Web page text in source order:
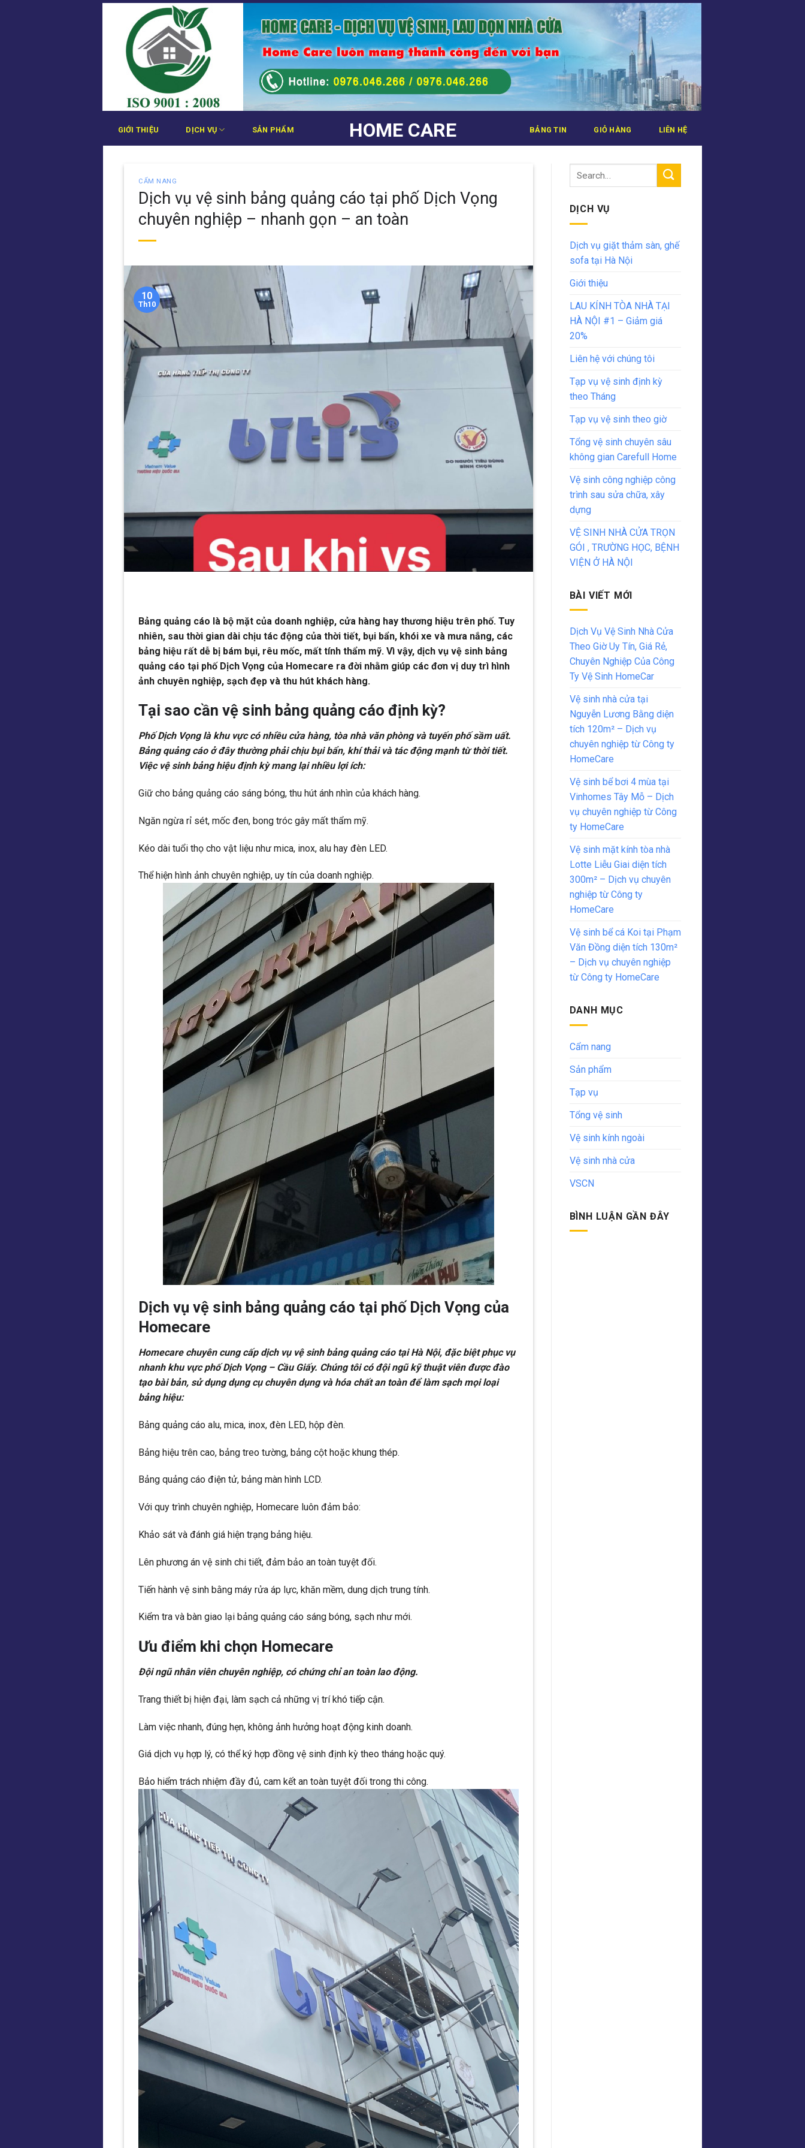
Bỏ
HOME CARE
GIỚI THIỆU DỊCH VỤ SẢN PHẨM BẢNG TIN GIỎ HÀNG LIÊN HỆ
CẨM NANG
Dịch vụ vệ sinh bảng quảng cáo tại phố Dịch Vọng
chuyên nghiệp – nhanh gọn – an toàn
10
Th10
Bảng quảng cáo là bộ mặt của doanh nghiệp, cửa hàng hay thương hiệu trên phố. Tuy
nhiên, sau thời gian dài chịu tác động của thời tiết, bụi bẩn, khói xe và mưa nắng, các
bảng hiệu rất dễ bị bám bụi, rêu mốc, mất tính thẩm mỹ. Vì vậy, dịch vụ vệ sinh bảng
quảng cáo tại phố Dịch Vọng của Homecare ra đời nhằm giúp các đơn vị duy trì hình
ảnh chuyên nghiệp, sạch đẹp và thu hút khách hàng.
Tại sao cần vệ sinh bảng quảng cáo định kỳ?
Phố Dịch Vọng là khu vực có nhiều cửa hàng, tòa nhà văn phòng và tuyến phố sầm uất.
Bảng quảng cáo ở đây thường phải chịu bụi bẩn, khí thải và tác động mạnh từ thời tiết.
Việc vệ sinh bảng hiệu định kỳ mang lại nhiều lợi ích:
Giữ cho bảng quảng cáo sáng bóng, thu hút ánh nhìn của khách hàng.
Ngăn ngừa rỉ sét, mốc đen, bong tróc gây mất thẩm mỹ.
Kéo dài tuổi thọ cho vật liệu như mica, inox, alu hay đèn LED.
Thể hiện hình ảnh chuyên nghiệp, uy tín của doanh nghiệp.
Dịch vụ vệ sinh bảng quảng cáo tại phố Dịch Vọng của
Homecare
Homecare chuyên cung cấp dịch vụ vệ sinh bảng quảng cáo tại Hà Nội, đặc biệt phục vụ
nhanh khu vực phố Dịch Vọng – Cầu Giấy. Chúng tôi có đội ngũ kỹ thuật viên được đào
tạo bài bản, sử dụng dụng cụ chuyên dụng và hóa chất an toàn để làm sạch mọi loại
bảng hiệu:
Bảng quảng cáo alu, mica, inox, đèn LED, hộp đèn.
Bảng hiệu trên cao, bảng treo tường, bảng cột hoặc khung thép.
Bảng quảng cáo điện tử, bảng màn hình LCD.
Với quy trình chuyên nghiệp, Homecare luôn đảm bảo:
Khảo sát và đánh giá hiện trạng bảng hiệu.
Lên phương án vệ sinh chi tiết, đảm bảo an toàn tuyệt đối.
Tiến hành vệ sinh bằng máy rửa áp lực, khăn mềm, dung dịch trung tính.
Kiểm tra và bàn giao lại bảng quảng cáo sáng bóng, sạch như mới.
Ưu điểm khi chọn Homecare
Đội ngũ nhân viên chuyên nghiệp, có chứng chỉ an toàn lao động.
Trang thiết bị hiện đại, làm sạch cả những vị trí khó tiếp cận.
Làm việc nhanh, đúng hẹn, không ảnh hưởng hoạt động kinh doanh.
Giá dịch vụ hợp lý, có thể ký hợp đồng vệ sinh định kỳ theo tháng hoặc quý.
Bảo hiểm trách nhiệm đầy đủ, cam kết an toàn tuyệt đối trong thi công.
DỊCH VỤ
Dịch vụ giặt thảm sàn, ghế
sofa tại Hà Nội
Giới thiệu
LAU KÍNH TÒA NHÀ TẠI
HÀ NỘI #1 – Giảm giá
20%
Liên hệ với chúng tôi
Tạp vụ vệ sinh định kỳ
theo Tháng
Tạp vụ vệ sinh theo giờ
Tổng vệ sinh chuyên sâu
không gian Carefull Home
Vệ sinh công nghiệp công
trình sau sửa chữa, xây
dựng
VỆ SINH NHÀ CỬA TRỌN
GÓI , TRƯỜNG HỌC, BỆNH
VIỆN Ở HÀ NỘI
BÀI VIẾT MỚI
Dịch Vụ Vệ Sinh Nhà Cửa
Theo Giờ Uy Tín, Giá Rẻ,
Chuyên Nghiệp Của Công
Ty Vệ Sinh HomeCar
Vệ sinh nhà cửa tại
Nguyễn Lương Bằng diện
tích 120m² – Dịch vụ
chuyên nghiệp từ Công ty
HomeCare
Vệ sinh bể bơi 4 mùa tại
Vinhomes Tây Mỗ – Dịch
vụ chuyên nghiệp từ Công
ty HomeCare
Vệ sinh mặt kính tòa nhà
Lotte Liễu Giai diện tích
300m² – Dịch vụ chuyên
nghiệp từ Công ty
HomeCare
Vệ sinh bể cá Koi tại Phạm
Văn Đồng diện tích 130m²
– Dịch vụ chuyên nghiệp
từ Công ty HomeCare
DANH MỤC
Cẩm nang
Sản phẩm
Tạp vụ
Tổng vệ sinh
Vệ sinh kính ngoài
Vệ sinh nhà cửa
VSCN
BÌNH LUẬN GẦN ĐÂY